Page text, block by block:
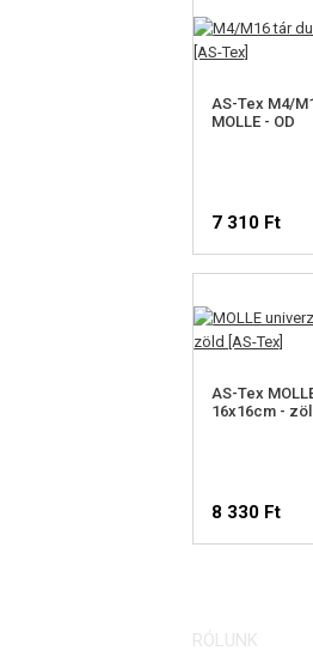
AS-Tex M4/
MOLLE - OD
7 310 Ft
AS-Tex
16x16cm -
8 330 Ft
RÓLUNK